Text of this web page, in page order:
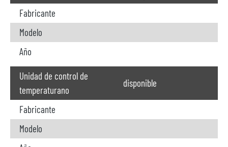
Fabricante
Modelo
Año
Unidad de control de
temperaturano
disponible
Fabricante
Modelo